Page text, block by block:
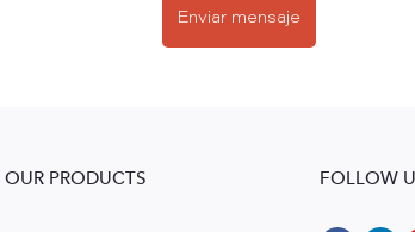
Enviar mensaje
OUR PRODUCTS FOLLOW